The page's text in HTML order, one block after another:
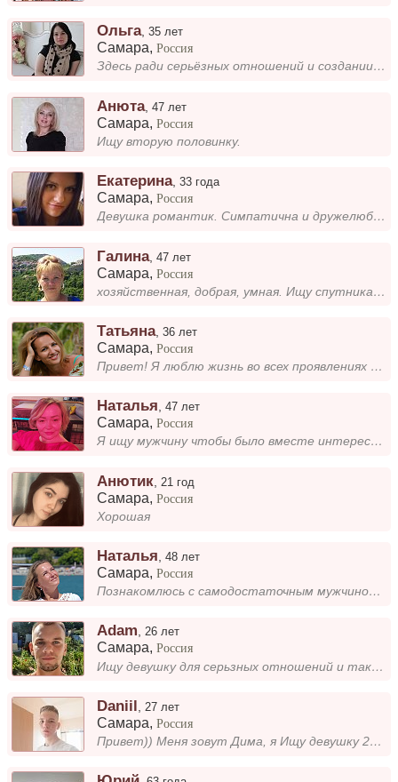
Ольга,35 лет
Самара,Россия
Здесь ради серьёзных отношений и создании семьи
Анюта,47 лет
Самара,Россия
Ищу вторую половинку.
Екатерина,33 года
Самара,Россия
Девушка романтик. Симпатична и дружелюбна. Отчасти сентиментальна. Не выношу когда мне лгут. Хочу найти мужчину для кото...
Галина,47 лет
Самара,Россия
хозяйственная, добрая, умная. Ищу спутника жизни. Хочу создать крепкую семью с надежным человеком. Люблю готовить, отдых...
Татьяна,36 лет
Самара,Россия
Привет! Я люблю жизнь во всех проявлениях - и дом уютный, и ужин вкусный, и на лыжах покататься, и в теннис поиграть. П...
Наталья,47 лет
Самара,Россия
Я ищу мужчину чтобы было вместе интересно классно проводить время
Анютик 21 год
Самара,Россия
Хорошая
Наталья ,48 лет
Самара,Россия
Познакомлюсь с самодостаточным мужчиной, готовым только к серьёзным отношениям, ценящим домашний уют и искренность в отн...
Adam,26 лет
Самара,Россия
Ищу девушку для серьзных отношений и так же для общения
Daniil 27 лет
Самара,Россия
Привет)) Меня зовут Дима, я Ищу девушку 20-30 лет для построения серьёзных отношений, и семьи в последствии. Я железнодо...